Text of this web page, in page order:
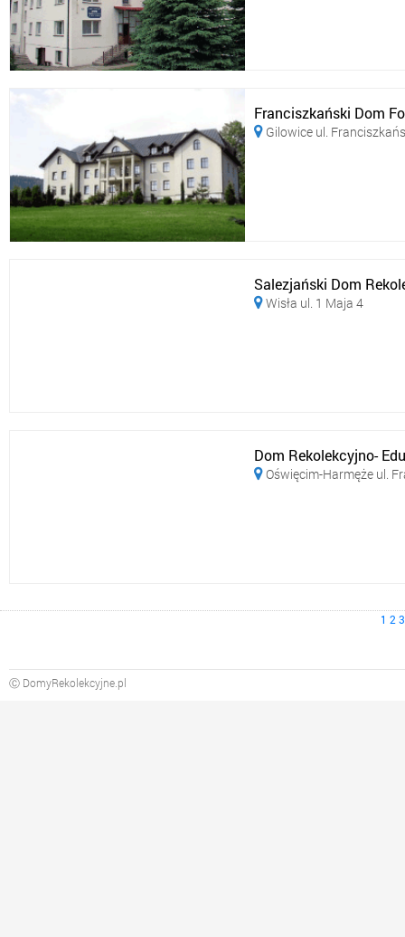
Franciszkański Dom
 Gilowice ul.
Salezjański Dom
Wisła ul. 1 Maja 4
Dom Rekolekcyjno-
Oświęcim-Harmęże ul.
1 2 3
Ⓒ DomyRekolekcyjne.pl